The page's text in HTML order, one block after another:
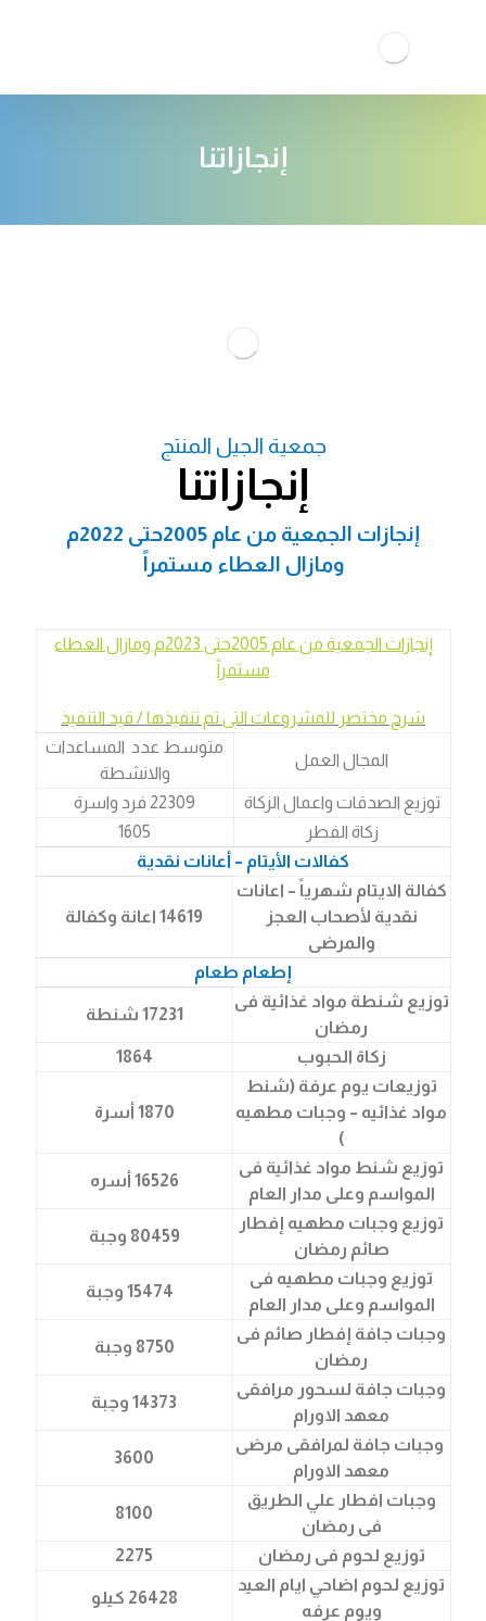
إنجازاتنا
جمعية الجيل المنتج
إنجازاتنا
إنجازات الجمعية من عام 2005حتى 2022م
ومازال العطاء مستمراً
إنجازات الجمعية من عام 2005حتى 2023م ومازال العطاء
مستمراً
شرح مختصر للمشروعات التى تم تنفيذها / قيد التنفيذ
المجال العمل
متوسط عدد المساعدات
والانشطة
توزيع الصدقات واعمال الزكاة
22309 فرد واسرة
زكاة الفطر
1605
كفالات الأيتام – أعانات نقدية
كفالة الايتام شهرياً – اعانات
نقدية لأصحاب العجز
والمرضى
14619 اعانة وكفالة
إطعام طعام
توزيع شنطة مواد غذائية فى
رمضان
17231 شنطة
زكاة الحبوب
1864
توزيعات يوم عرفة (شنط
مواد غذائيه – وجبات مطهيه
)
1870 أسرة
توزيع شنط مواد غذائية فى
المواسم وعلى مدار العام
16526 أسره
توزيع وجبات مطهيه إفطار
صائم رمضان
80459 وجبة
توزيع وجبات مطهيه فى
المواسم وعلى مدار العام
وجبات جافة إفطار صائم فى
رمضان
8750 وجبة
وجبات جافة لسحور مرافقى
معهد الاورام
14373 وجبة
وجبات جافة لمرافقى مرضى
معهد الاورام
3600
وجبات افطار علي الطريق
فى رمضان
8100
توزيع لحوم فى رمضان
2275
توزيع لحوم اضاحي ايام العيد
ويوم عرفه
26428 كيلو